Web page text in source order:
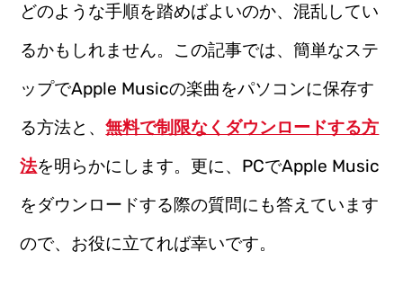
どのような手順を踏めばよいのか、混乱してい
るかもしれません。この記事では、簡単なステ
ップでApple Musicの楽曲をパソコンに保存す
る方法と、無料で制限なくダウンロードする方
法を明らかにします。更に、PCでApple Music
をダウンロードする際の質問にも答えています
ので、お役に立てれば幸いです。